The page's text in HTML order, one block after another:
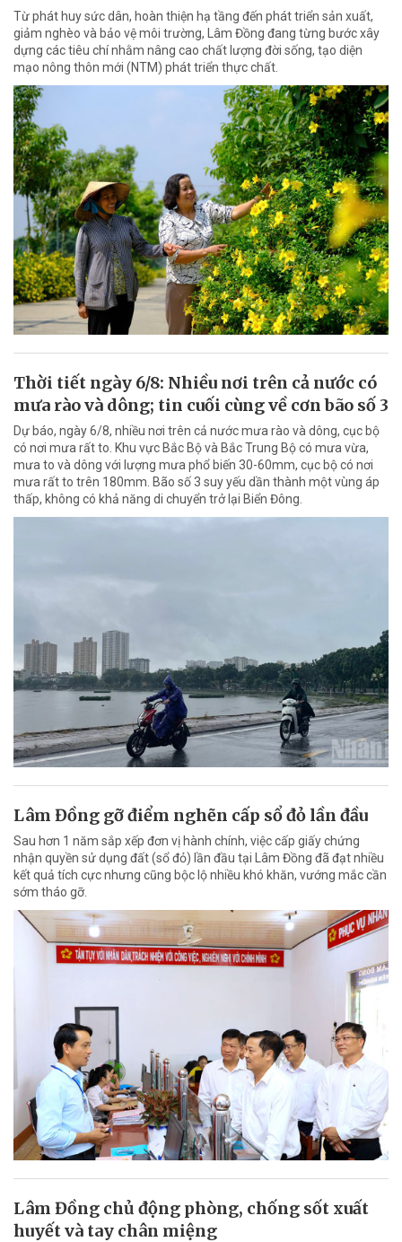
Từ phát huy sức dân, hoàn thiện hạ tầng đến phát triển sản xuất,
giảm nghèo và bảo vệ môi trường, Lâm Đồng đang từng bước xây
dựng các tiêu chí nhằm nâng cao chất lượng đời sống, tạo diện
mạo nông thôn mới (NTM) phát triển thực chất.
Thời tiết ngày 6/8: Nhiều nơi trên cả nước có
mưa rào và dông; tin cuối cùng về cơn bão số 3
Dự báo, ngày 6/8, nhiều nơi trên cả nước mưa rào và dông, cục bộ
có nơi mưa rất to. Khu vực Bắc Bộ và Bắc Trung Bộ có mưa vừa,
mưa to và dông với lượng mưa phổ biến 30-60mm, cục bộ có nơi
mưa rất to trên 180mm. Bão số 3 suy yếu dần thành một vùng áp
thấp, không có khả năng di chuyển trở lại Biển Đông.
Lâm Đồng gỡ điểm nghẽn cấp sổ đỏ lần đầu
Sau hơn 1 năm sắp xếp đơn vị hành chính, việc cấp giấy chứng
nhận quyền sử dụng đất (sổ đỏ) lần đầu tại Lâm Đồng đã đạt nhiều
kết quả tích cực nhưng cũng bộc lộ nhiều khó khăn, vướng mắc cần
sớm tháo gỡ.
Lâm Đồng chủ động phòng, chống sốt xuất
huyết và tay chân miệng